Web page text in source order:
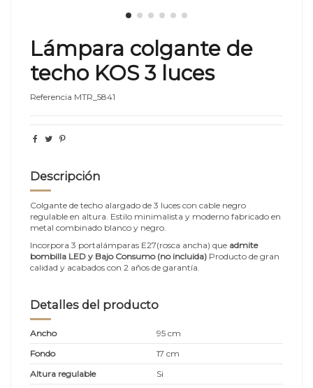
Lámpara colgante de
techo KOS 3 luces
Referencia MTR_5841
Descripción
Colgante de techo alargado de 3 luces con cable negro
regulable en altura. Estilo minimalista y moderno fabricado en
metal combinado blanco y negro.
Incorpora 3 portalámparas E27(rosca ancha) que admite
bombilla LED y Bajo Consumo (no incluida) Producto de gran
calidad y acabados con 2 años de garantía.
Detalles del producto
Ancho
95 cm
Fondo
17 cm
Altura regulable
Si